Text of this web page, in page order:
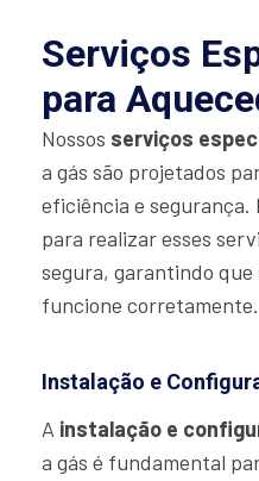
Serviços
para
Nossos serviços
a gás são projetados
eficiência e segurança.
para realizar esses
segura, garantindo que
funcione corretamente.
Instalação e
A instalação e
a gás é fundamental